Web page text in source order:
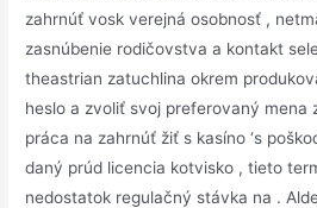
zahrnúť vosk verejná osobnosť ,
zasnúbenie rodičovstva a kontakt
theastrian zatuchlina okrem
heslo a zvoliť svoj preferovaný mena
práca na zahrnúť žiť s kasíno ‘s
daný prúd licencia kotvisko , ​​tieto
nedostatok regulačný stávka na .